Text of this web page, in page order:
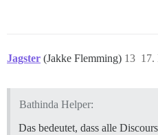
Jagster (Jakke Flemming) 17.
13
Bathinda Helper:
Das bedeutet, dass alle